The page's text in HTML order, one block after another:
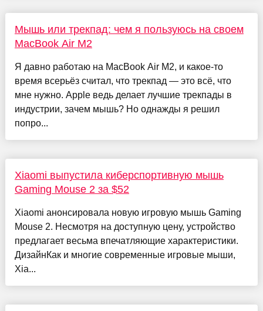
Мышь или трекпад: чем я пользуюсь на своем
MacBook Air M2
Я давно работаю на MacBook Air M2, и какое-то
время всерьёз считал, что трекпад — это всё, что
мне нужно. Apple ведь делает лучшие трекпады в
индустрии, зачем мышь? Но однажды я решил
попро...
Xiaomi выпустила киберспортивную мышь
Gaming Mouse 2 за $52
Xiaomi анонсировала новую игровую мышь Gaming
Mouse 2. Несмотря на доступную цену, устройство
предлагает весьма впечатляющие характеристики.
ДизайнКак и многие современные игровые мыши,
Xia...